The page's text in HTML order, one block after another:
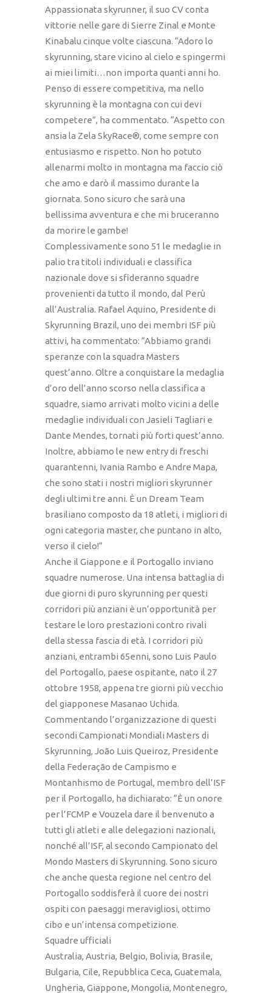
Appassionata skyrunner, il suo CV conta
vittorie nelle gare di Sierre Zinal e Monte
Kinabalu cinque volte ciascuna. “Adoro lo
skyrunning, stare vicino al cielo e spingermi
ai miei limiti…non importa quanti anni ho.
Penso di essere competitiva, ma nello
skyrunning è la montagna con cui devi
competere”, ha commentato. “Aspetto con
ansia la Zela SkyRace®, come sempre con
entusiasmo e rispetto. Non ho potuto
allenarmi molto in montagna ma faccio ciò
che amo e darò il massimo durante la
giornata. Sono sicuro che sarà una
bellissima avventura e che mi bruceranno
da morire le gambe!
Complessivamente sono 51 le medaglie in
palio tra titoli individuali e classifica
nazionale dove si sfideranno squadre
provenienti da tutto il mondo, dal Perù
all’Australia. Rafael Aquino, Presidente di
Skyrunning Brazil, uno dei membri ISF più
attivi, ha commentato: “Abbiamo grandi
speranze con la squadra Masters
quest’anno. Oltre a conquistare la medaglia
d’oro dell’anno scorso nella classifica a
squadre, siamo arrivati molto vicini a delle
medaglie individuali con Jasieli Tagliari e
Dante Mendes, tornati più forti quest’anno.
Inoltre, abbiamo le new entry di freschi
quarantenni, Ivania Rambo e Andre Mapa,
che sono stati i nostri migliori skyrunner
degli ultimi tre anni. È un Dream Team
brasiliano composto da 18 atleti, i migliori di
ogni categoria master, che puntano in alto,
verso il cielo!”
Anche il Giappone e il Portogallo inviano
squadre numerose. Una intensa battaglia di
due giorni di puro skyrunning per questi
corridori più anziani è un’opportunità per
testare le loro prestazioni contro rivali
della stessa fascia di età. I corridori più
anziani, entrambi 65enni, sono Luis Paulo
del Portogallo, paese ospitante, nato il 27
ottobre 1958, appena tre giorni più vecchio
del giapponese Masanao Uchida.
Commentando l’organizzazione di questi
secondi Campionati Mondiali Masters di
Skyrunning, João Luis Queiroz, Presidente
della Federação de Campismo e
Montanhismo de Portugal, membro dell’ISF
per il Portogallo, ha dichiarato: “È un onore
per l’FCMP e Vouzela dare il benvenuto a
tutti gli atleti e alle delegazioni nazionali,
nonché all’ISF, al secondo Campionato del
Mondo Masters di Skyrunning. Sono sicuro
che anche questa regione nel centro del
Portogallo soddisferà il cuore dei nostri
ospiti con paesaggi meravigliosi, ottimo
cibo e un’intensa competizione.
Squadre ufficiali
Australia, Austria, Belgio, Bolivia, Brasile,
Bulgaria, Cile, Repubblica Ceca, Guatemala,
Ungheria, Giappone, Mongolia, Montenegro,